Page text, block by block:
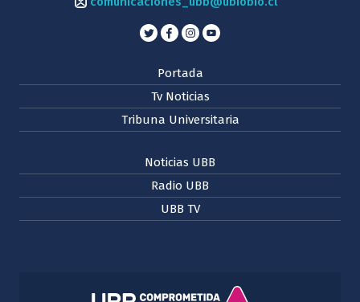
Portada
Tv Noticias
Tribuna Universitaria
Noticias UBB
Radio UBB
UBB TV